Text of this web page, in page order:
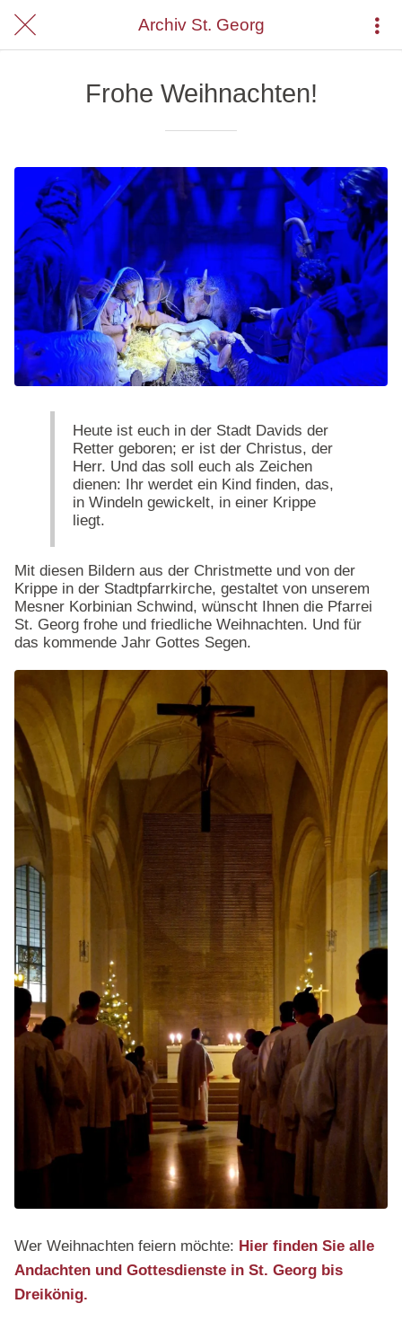
Archiv St. Georg
Frohe Weihnachten!
Heute ist euch in der Stadt Davids der
Retter geboren; er ist der Christus, der
Herr. Und das soll euch als Zeichen
dienen: Ihr werdet ein Kind finden, das,
in Windeln gewickelt, in einer Krippe
liegt.
Mit diesen Bildern aus der Christmette und von der
Krippe in der Stadtpfarrkirche, gestaltet von unserem
Mesner Korbinian Schwind, wünscht Ihnen die Pfarrei
St. Georg frohe und friedliche Weihnachten. Und für
das kommende Jahr Gottes Segen.
Wer Weihnachten feiern möchte: Hier finden Sie alle
Andachten und Gottesdienste in St. Georg bis
Dreikönig.